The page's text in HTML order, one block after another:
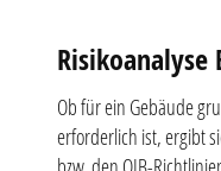
Risikoanalyse
Ob für ein Gebäude
erforderlich ist, ergibt